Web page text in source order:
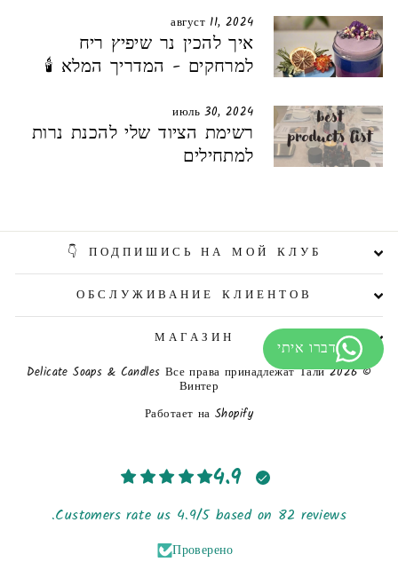
август 11, 2024
איך להכין נר שיפיץ ריח
למרחקים - המדריך המלא 🕯️
июль 30, 2024
רשימת הציוד שלי להכנת נרות
למתחילים
ПОДПИШИСЬ НА МОЙ КЛУБ 👇
ОБСЛУЖИВАНИЕ КЛИЕНТОВ
МАГАЗИН
© 2026 Delicate Soaps & Candles Все права принадлежат Тали
Винтер
Работает на Shopify
4.9
Customers rate us 4.9/5 based on 82 reviews.
Проверено